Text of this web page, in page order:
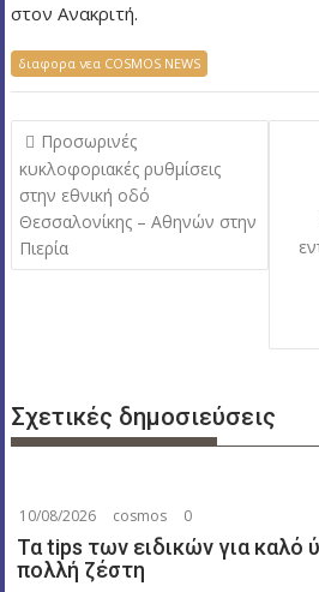
στον Ανακριτή.
διαφορα νεα COSMOS NEWS
Π
λ
ο
ή
γ
ρ
θ
ω
ν
Προσωρινές
κυκλοφοριακές ρυθμίσεις
στην εθνική οδό
Θεσσαλονίκης – Αθηνών στην
Πιερία
Σχετικές δημοσιεύσεις
10/08/2026 cosmos 0
Τα tips των ειδικών για καλό
πολλή ζέστη